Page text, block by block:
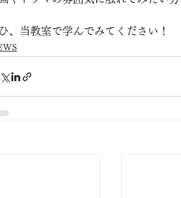
、当教室で学んでみてください！